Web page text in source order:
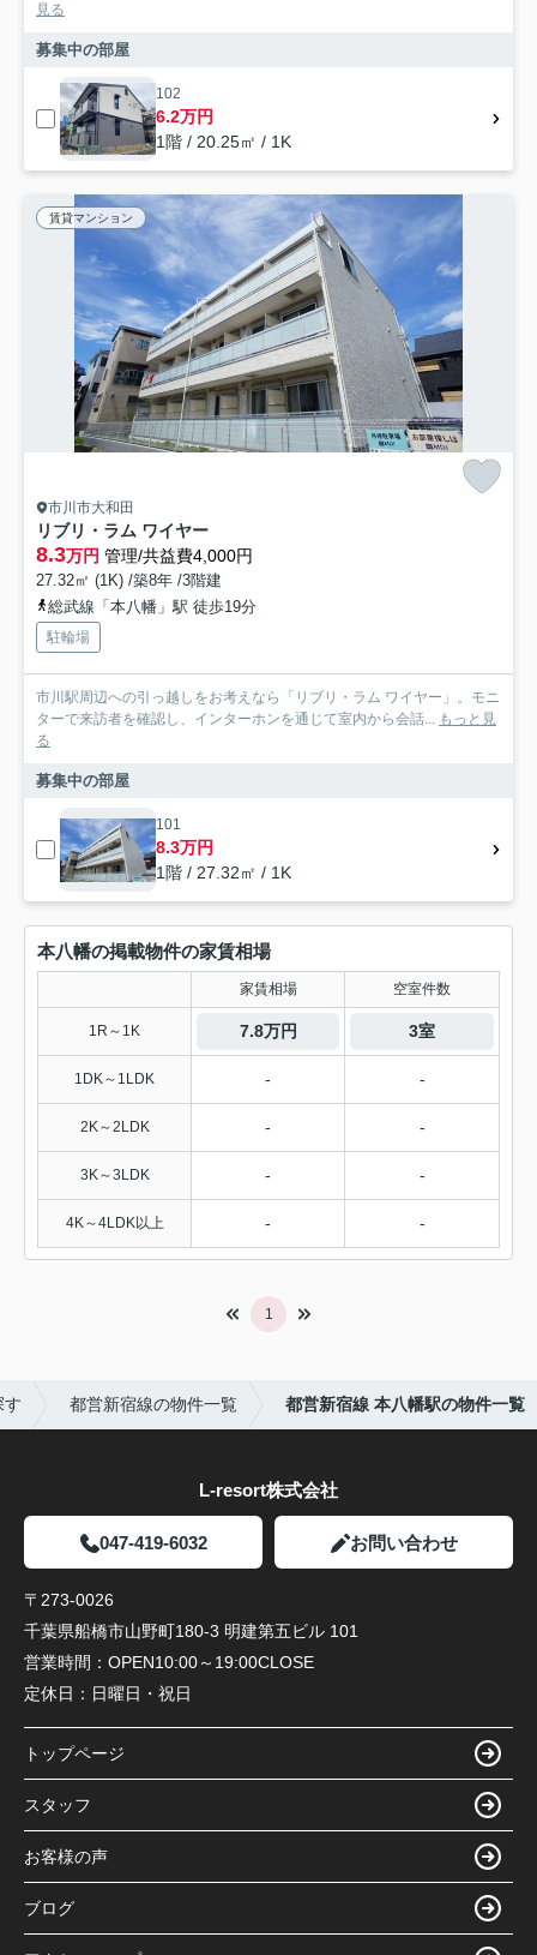
見る
募集中の部屋
102
6.2万円
1階 / 20.25㎡ / 1K
賃貸マンション
市川市大和田
リブリ・ラム ワイヤー
8.3万円 管理/共益費4,000円
27.32㎡ (1K) /築8年 /3階建
総武線「本八幡」駅 徒歩19分
駐輪場
市川駅周辺への引っ越しをお考えなら「リブリ・ラム ワイヤー」。モニ
ターで来訪者を確認し、インターホンを通じて室内から会話... もっと見
る
募集中の部屋
101
8.3万円
1階 / 27.32㎡ / 1K
本八幡の掲載物件の家賃相場
家賃相場 空室件数
1R～1K 7.8万円 3室
1DK～1LDK - -
2K～2LDK - -
3K～3LDK - -
4K～4LDK以上 - -
1
す 都営新宿線の物件一覧 都営新宿線 本八幡駅の物件一覧
L-resort株式会社
047-419-6032 お問い合わせ
〒273-0026
千葉県船橋市山野町180-3 明建第五ビル 101
営業時間： OPEN10:00～19:00CLOSE
定休日： 日曜日・祝日
トップページ
スタッフ
お客様の声
ブログ